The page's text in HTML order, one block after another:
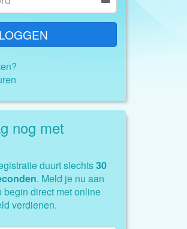
nog met
duurt slechts30
. Meld je nu aan
begin direct met online
verdienen.